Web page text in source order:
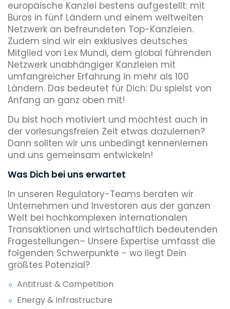
europäische Kanzlei bestens aufgestellt: mit
Büros in fünf Ländern und einem weltweiten
Netzwerk an befreundeten Top-Kanzleien.
Zudem sind wir ein exklusives deutsches
Mitglied von Lex Mundi, dem global führenden
Netzwerk unabhängiger Kanzleien mit
umfangreicher Erfahrung in mehr als 100
Ländern. Das bedeutet für Dich: Du spielst von
Anfang an ganz oben mit!
Du bist hoch motiviert und möchtest auch in
der vorlesungsfreien Zeit etwas dazulernen?
Dann sollten wir uns unbedingt kennenlernen
und uns gemeinsam entwickeln!
Was Dich bei uns erwartet
In unseren Regulatory-Teams beraten wir
Unternehmen und Investoren aus der ganzen
Welt bei hochkomplexen internationalen
Transaktionen und wirtschaftlich bedeutenden
Fragestellungen– Unsere Expertise umfasst die
folgenden Schwerpunkte - wo liegt Dein
größtes Potenzial?
Antitrust & Competition
Energy & Infrastructure